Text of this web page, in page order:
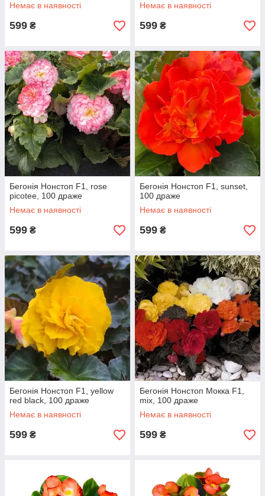
Немає в наявності
599 ₴
Немає в наявності
599 ₴
Бегонія Нонстоп F1, rose
picotee, 100 драже
Немає в наявності
599 ₴
Бегонія Нонстоп F1, sunset,
100 драже
Немає в наявності
599 ₴
Бегонія Нонстоп F1, yellow
red black, 100 драже
Немає в наявності
599 ₴
Бегонія Нонстоп Мокка F1,
mix, 100 драже
Немає в наявності
599 ₴